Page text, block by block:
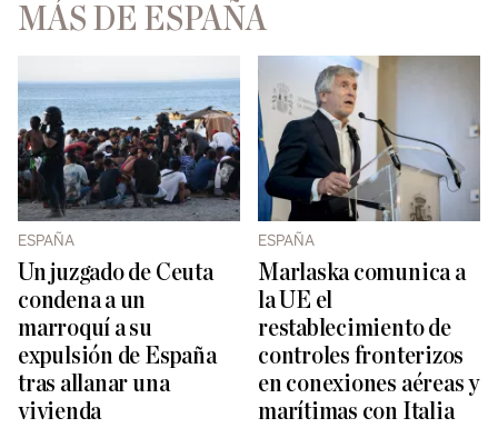
MÁS DE ESPAÑA
ESPAÑA
Un juzgado de Ceuta
condena a un
marroquí a su
expulsión de España
tras allanar una
vivienda
ESPAÑA ​
Marlaska comunica a
la UE el
restablecimiento de
controles fronterizos
en conexiones aéreas y
marítimas con Italia